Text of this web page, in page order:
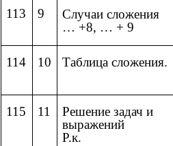
113 9
Случаи сложения
… +8, … + 9
114 10 Таблица сложения.
115 11
Решение задач и
выражений
Р.к.